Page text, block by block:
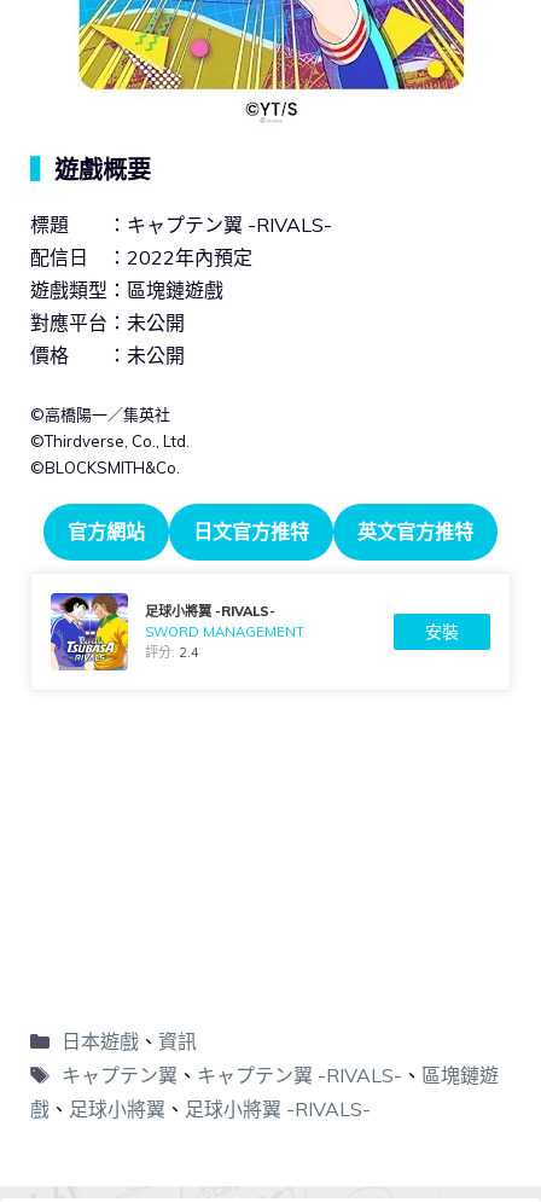
遊戲概要
標題 ：キャプテン翼 -RIVALS-
配信日 ：2022年內預定
遊戲類型：區塊鏈遊戲
對應平台：未公開
價格 ：未公開
©高橋陽一／集英社
©Thirdverse, Co., Ltd.
©BLOCKSMITH&Co.
官方網站 日文官方推特 英文官方推特
足球小將翼 -RIVALS-
SWORD MANAGEMENT
評分: 2.4
安裝
日本遊戲、 資訊
キャプテン翼 、 キャプテン翼 -RIVALS- 、 區塊鏈遊
戲 、 足球小將翼 、 足球小將翼 -RIVALS-